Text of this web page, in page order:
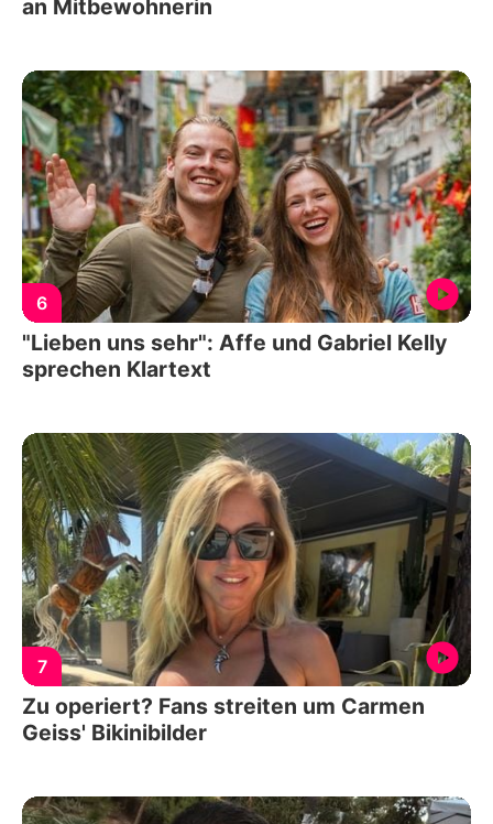
an Mitbewohnerin
6
"Lieben uns sehr": Affe und Gabriel Kelly
sprechen Klartext
7
Zu operiert? Fans streiten um Carmen
Geiss' Bikinibilder